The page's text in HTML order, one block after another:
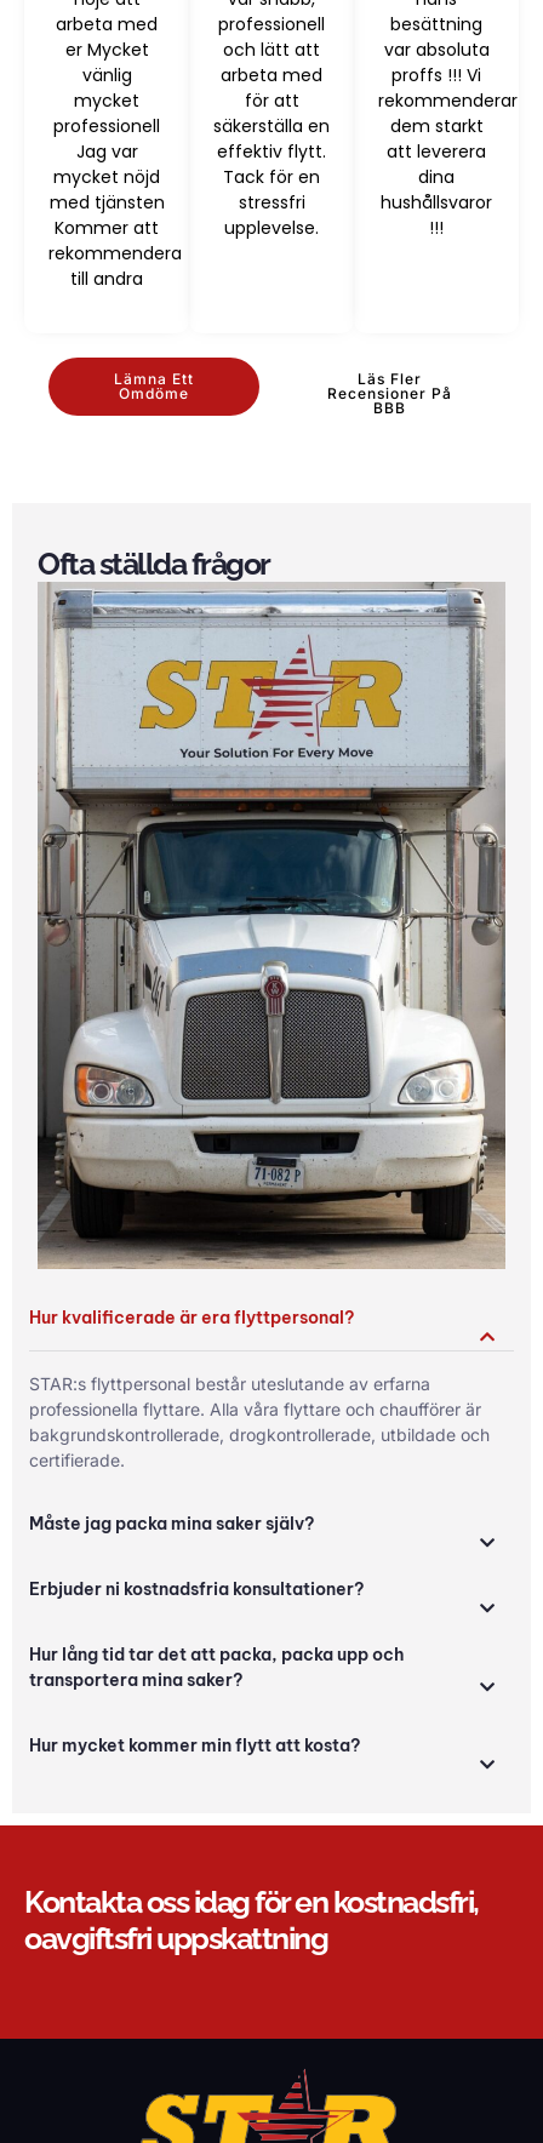
arbeta med
er Mycket
vänlig
mycket
professionell
Jag var
mycket nöjd
med tjänsten
Kommer att
rekommendera
till andra
professionell
och lätt att
arbeta med
för att
säkerställa en
effektiv flytt.
Tack för en
stressfri
upplevelse.
besättning
var absoluta
proffs !!! Vi
rekommenderar
dem starkt
att leverera
dina
hushållsvaror
!!!
Lämna Ett
Omdöme
Läs Fler
Recensioner På
BBB
Ofta ställda frågor
Hur kvalificerade är era flyttpersonal?
STAR:s flyttpersonal består uteslutande av erfarna
professionella flyttare. Alla våra flyttare och chaufförer är
bakgrundskontrollerade, drogkontrollerade, utbildade och
certifierade.
Måste jag packa mina saker själv?
Erbjuder ni kostnadsfria konsultationer?
Hur lång tid tar det att packa, packa upp och
transportera mina saker?
Hur mycket kommer min flytt att kosta?
Kontakta oss idag för en kostnadsfri,
oavgiftsfri uppskattning